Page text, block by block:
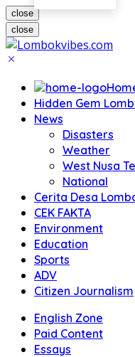
close
close
Hidden Gem
News
Disasters
Weather
West Nusa
National
Cerita Desa
CEK FAKTA
Environment
Education
Sports
ADV
Citizen Journalism
English Zone
Paid Content
Essays